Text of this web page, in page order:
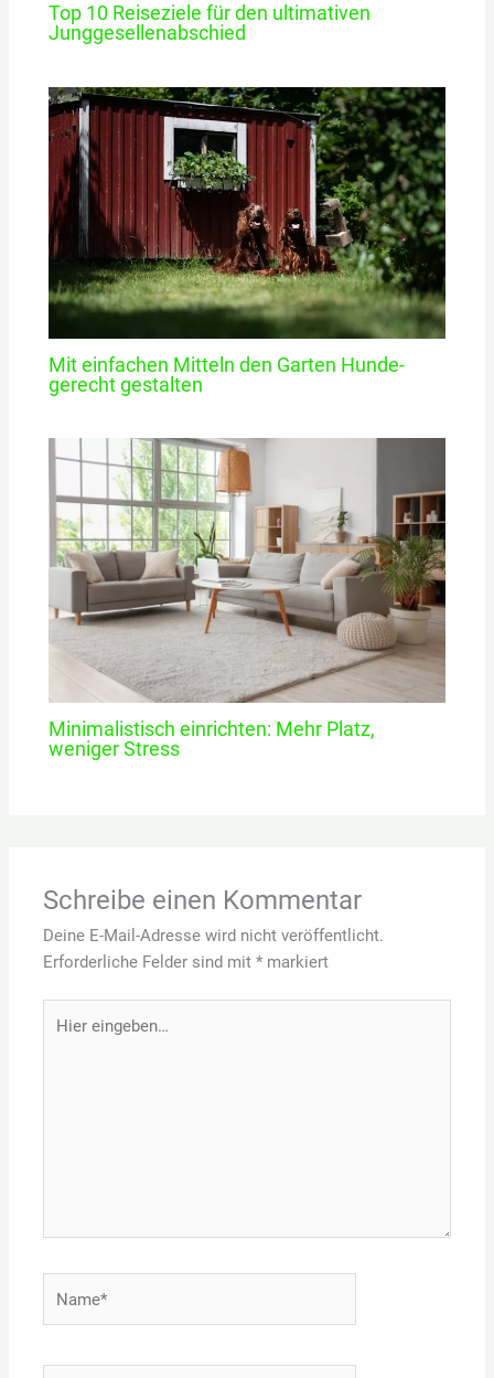
Top 10 Reiseziele für den ultimativen
Junggesellenabschied
Mit einfachen Mitteln den Garten Hunde-
gerecht gestalten
Minimalistisch einrichten: Mehr Platz,
weniger Stress
Schreibe einen Kommentar
Deine E-Mail-Adresse wird nicht veröffentlicht.
Erforderliche Felder sind mit* markiert
eingeben…